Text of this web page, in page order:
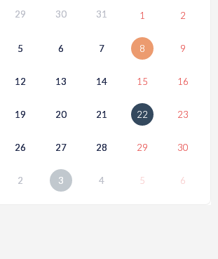
29 30 31 1 2
5 6 7 8 9
12 13 14 15 16
19 20 21 22 23
26 27 28 29 30
2 3 4 5 6